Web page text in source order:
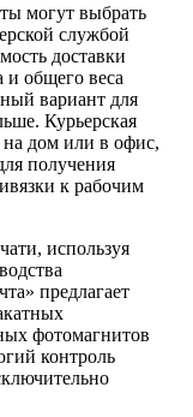
могут выбрать
службой
доставки
и общего веса
вариант для
Курьерская
на дом или в офис,
получения
к рабочим
используя
предлагает
фотомагнитов
контроль